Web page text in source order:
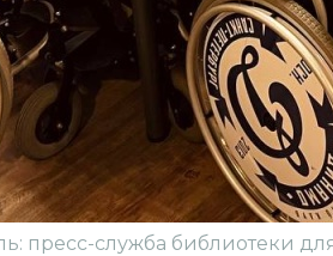
пресс-служба библиотеки